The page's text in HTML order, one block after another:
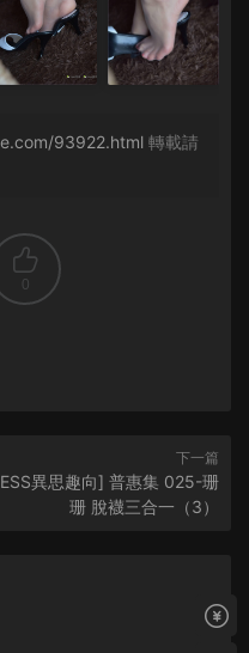
93922.html 轉載請
0
下一篇
異思趣向] 普惠集 025-珊
珊 脫襪三合一（3）